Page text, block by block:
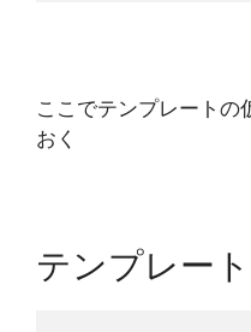
ここでテンプレートの
おく
テンプレー